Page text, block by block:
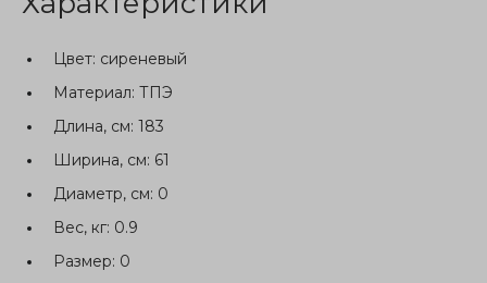
Цвет: сиреневый
Материал: ТПЭ
Длина, см: 183
Ширина, см: 61
Диаметр, см: 0
Вес, кг: 0.9
Размер: 0